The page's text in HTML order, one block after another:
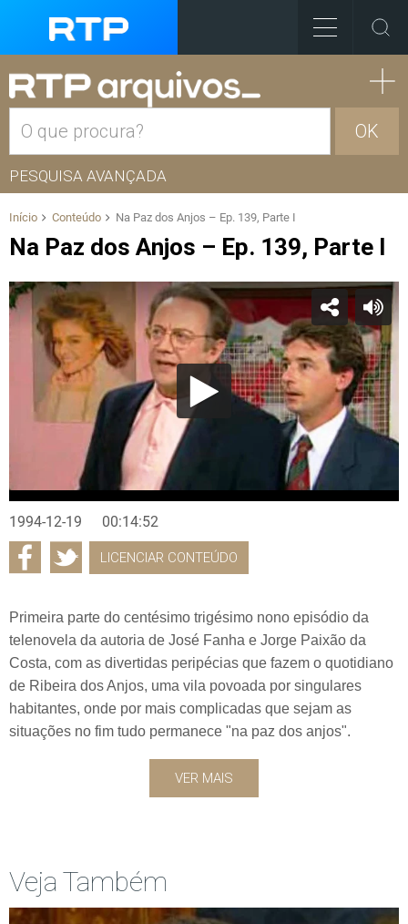
OK
PESQUISA AVANÇADA
Início Conteúdo Na Paz dos Anjos – Ep. 139, Parte I
Na Paz dos Anjos – Ep. 139, Parte I
1994-12-19 00:14:52
LICENCIAR CONTEÚDO
Primeira parte do centésimo trigésimo nono episódio da
telenovela da autoria de José Fanha e Jorge Paixão da
Costa, com as divertidas peripécias que fazem o quotidiano
de Ribeira dos Anjos, uma vila povoada por singulares
habitantes, onde por mais complicadas que sejam as
situações no fim tudo permanece "na paz dos anjos".
VER MAIS
Veja Também